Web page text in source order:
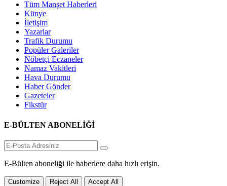
Tüm Manşet Haberleri
Künye
İletişim
Yazarlar
Trafik Durumu
Popüler Galeriler
Nöbetçi Eczaneler
Namaz Vakitleri
Hava Durumu
Haber Gönder
Gazeteler
Fikstür
E-BÜLTEN ABONELİĞİ
E-Bülten aboneliği ile haberlere daha hızlı erişin.
Customize Reject All Accept All